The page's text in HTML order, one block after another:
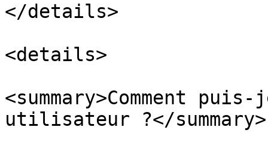
</details>
<details>
<summary>Comment
utilisateur ?</summary>